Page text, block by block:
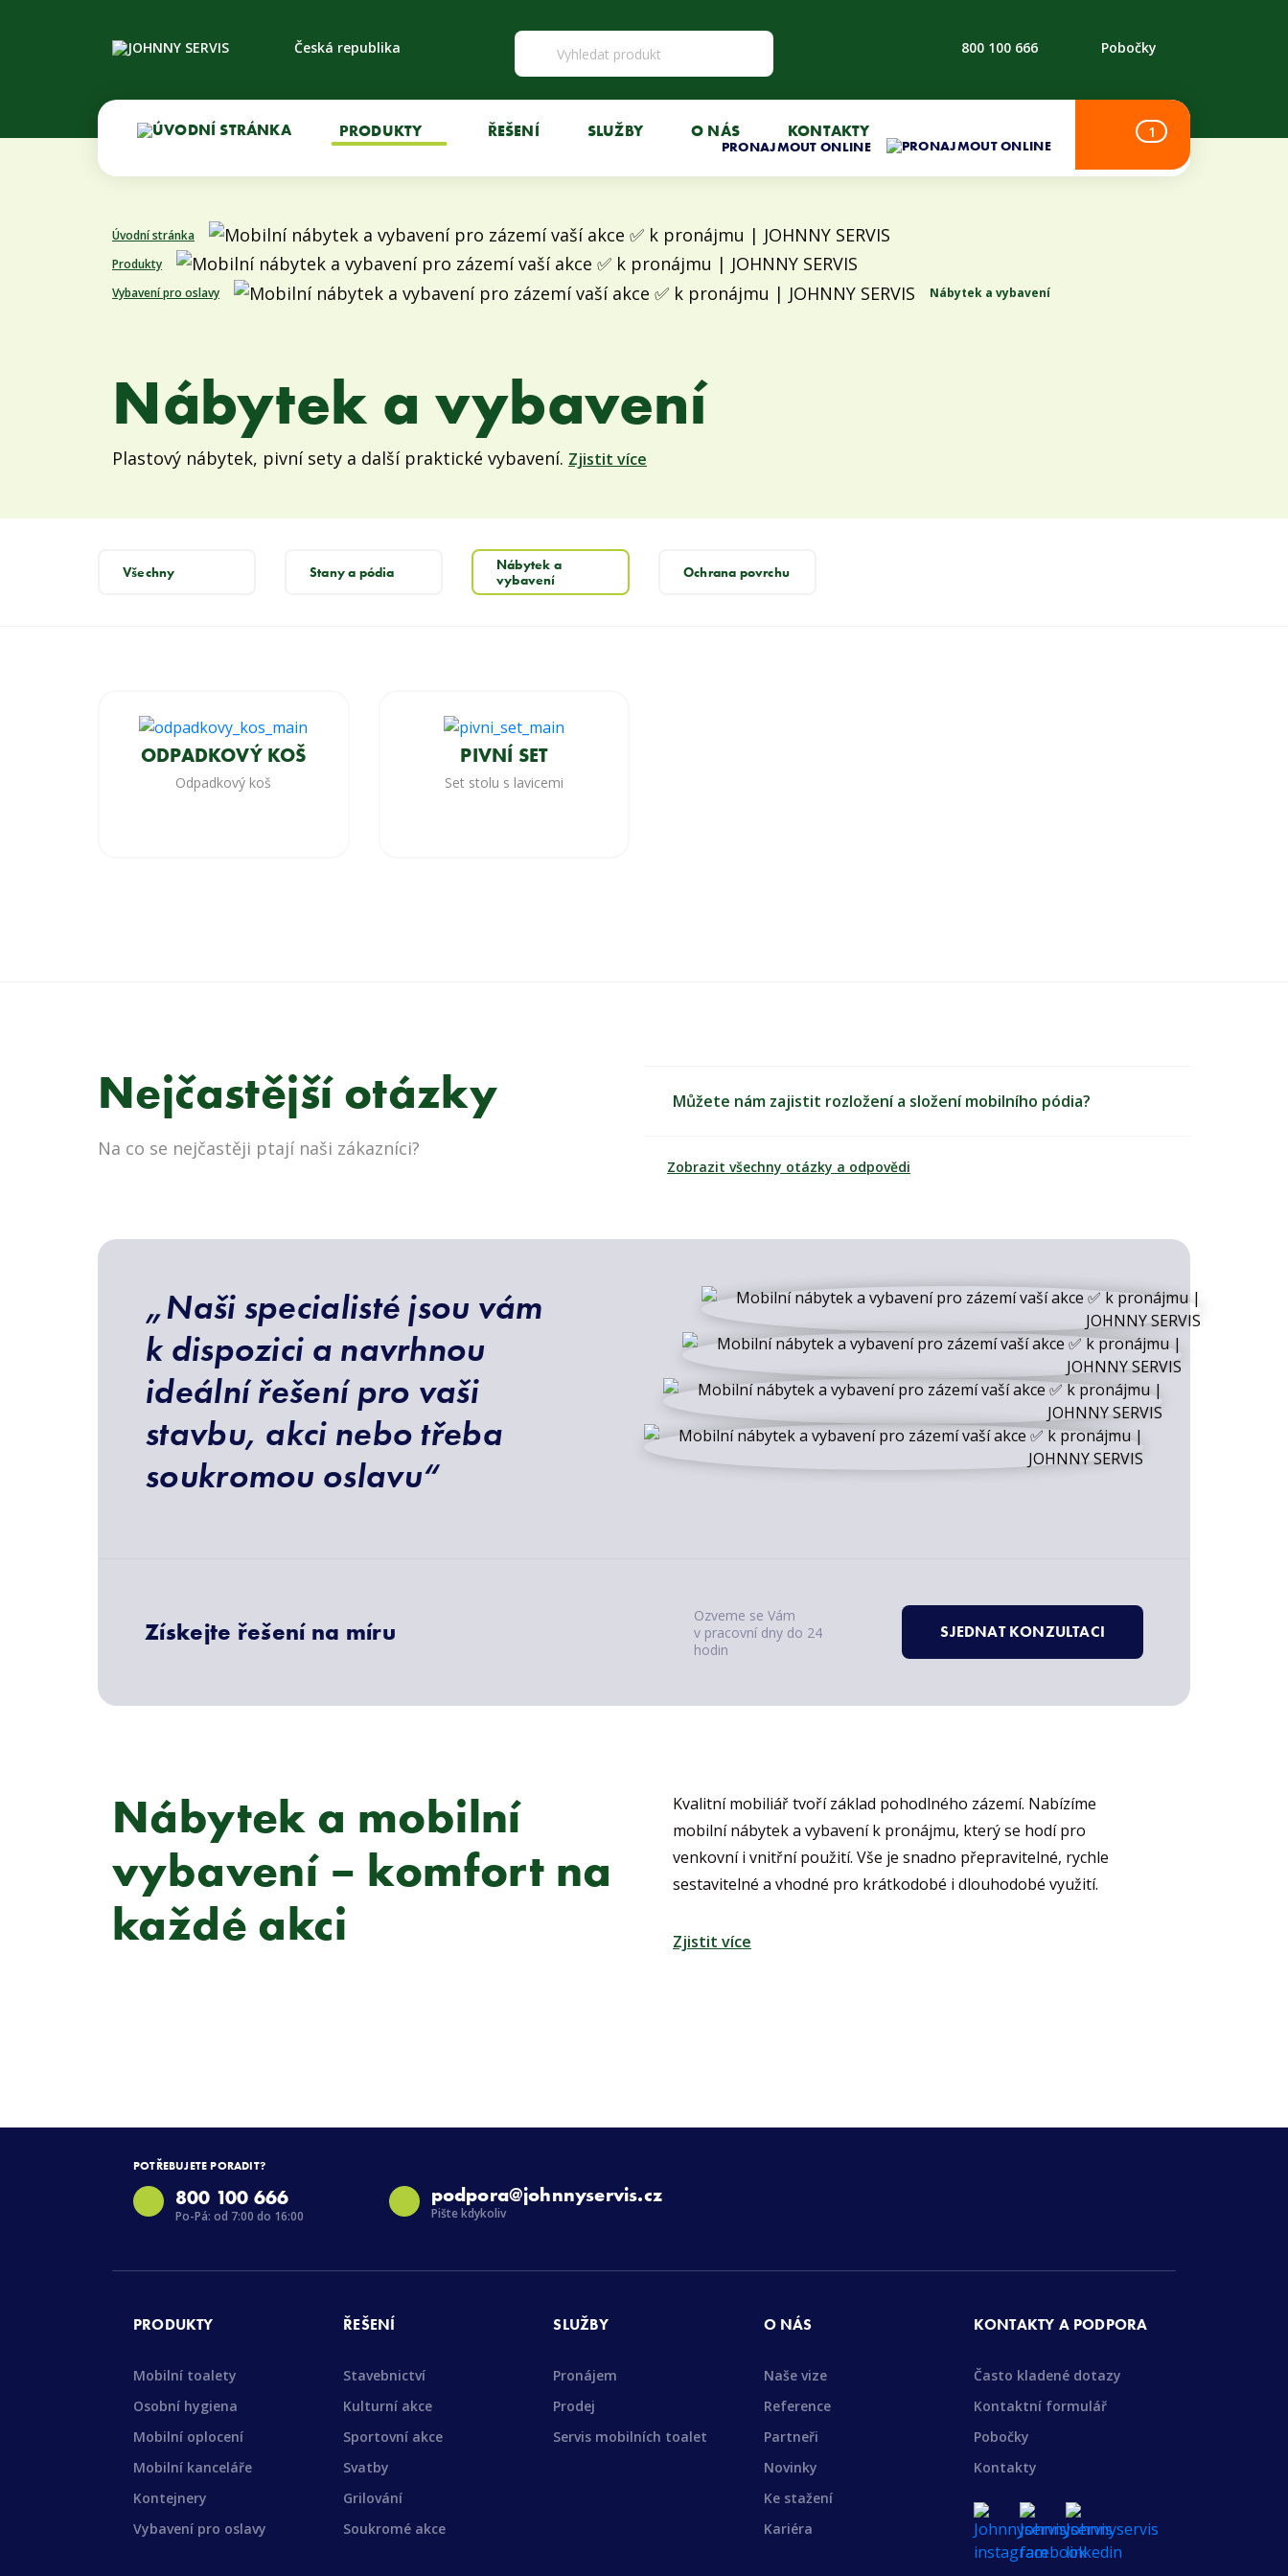
Česká republika 800 100 666 Pobočky
PRODUKTY ŘEŠENÍ SLUŽBY O NÁS KONTAKTY
PRONAJMOUT ONLINE
1
Úvodní stránka
Produkty
Vybavení pro oslavy
Nábytek a vybavení
Nábytek a vybavení
Plastový nábytek, pivní sety a další praktické vybavení. Zjistit více
Všechny Stany a pódia
Nábytek a
vybavení
Ochrana povrchu
ODPADKOVÝ KOŠ
Odpadkový koš
PIVNÍ SET
Set stolu s lavicemi
Nejčastější otázky
Na co se nejčastěji ptají naši zákazníci?
Můžete nám zajistit rozložení a složení mobilního pódia?
Zobrazit všechny otázky a odpovědi
„Naši specialisté jsou vám
k dispozici a navrhnou
ideální řešení pro vaši
stavbu, akci nebo třeba
soukromou oslavu“
Získejte řešení na míru
Ozveme se Vám
v pracovní dny do 24
hodin
SJEDNAT KONZULTACI
Nábytek a mobilní
vybavení – komfort na
každé akci
Kvalitní mobiliář tvoří základ pohodlného zázemí. Nabízíme
mobilní nábytek a vybavení k pronájmu, který se hodí pro
venkovní i vnitřní použití. Vše je snadno přepravitelné, rychle
sestavitelné a vhodné pro krátkodobé i dlouhodobé využití.
Zjistit více
POTŘEBUJETE PORADIT?
800 100 666
Po-Pá: od 7:00 do 16:00
podpora@johnnyservis.cz
Pište kdykoliv
PRODUKTY
Mobilní toalety
Osobní hygiena
Mobilní oplocení
Mobilní kanceláře
Kontejnery
Vybavení pro oslavy
ŘEŠENÍ
Stavebnictví
Kulturní akce
Sportovní akce
Svatby
Grilování
Soukromé akce
SLUŽBY
Pronájem
Prodej
Servis mobilních toalet
O NÁS
Naše vize
Reference
Partneři
Novinky
Ke stažení
Kariéra
KONTAKTY A PODPORA
Často kladené dotazy
Kontaktní formulář
Pobočky
Kontakty